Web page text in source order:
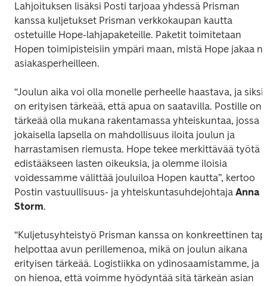
Lahjoituksen lisäksi Posti tarjoaa yhdessä Prisman
kanssa kuljetukset Prisman verkkokaupan kautta
ostetuille Hope-lahjapaketeille. Paketit toimitetaan
Hopen toimipisteisiin ympäri maan, mistä Hope jakaa
asiakasperheilleen.
“Joulun aika voi olla monelle perheelle haastava, ja siksi
on erityisen tärkeää, että apua on saatavilla. Postille on
tärkeää olla mukana rakentamassa yhteiskuntaa, jossa
jokaisella lapsella on mahdollisuus iloita joulun ja
harrastamisen riemusta. Hope tekee merkittävää työtä
edistääkseen lasten oikeuksia, ja olemme iloisia
voidessamme välittää jouluiloa Hopen kautta”, kertoo
Postin vastuullisuus- ja yhteiskuntasuhdejohtaja Anna
Storm.
“Kuljetusyhteistyö Prisman kanssa on konkreettinen
helpottaa avun perillemenoa, mikä on joulun aikana
erityisen tärkeää. Logistiikka on ydinosaamistamme, ja
on hienoa, että voimme hyödyntää sitä tärkeän asian